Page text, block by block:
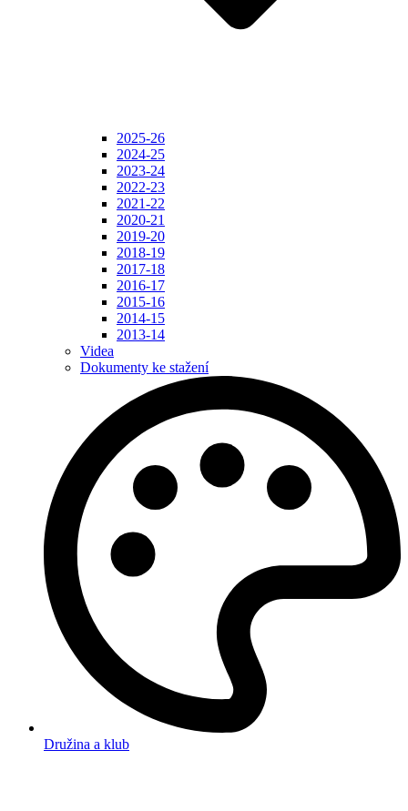
2025-26
2024-25
2023-24
2022-23
2021-22
2020-21
2019-20
2018-19
2017-18
2016-17
2015-16
2014-15
2013-14
Videa
Dokumenty ke stažení
Družina a klub